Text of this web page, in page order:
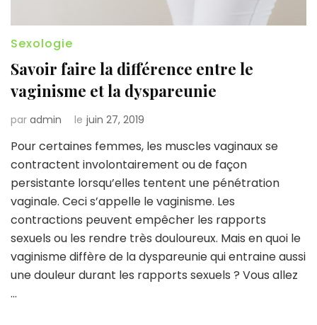
Sexologie
Savoir faire la différence entre le
vaginisme et la dyspareunie
par admin le juin 27, 2019
Pour certaines femmes, les muscles vaginaux se
contractent involontairement ou de façon
persistante lorsqu’elles tentent une pénétration
vaginale. Ceci s’appelle le vaginisme. Les
contractions peuvent empêcher les rapports
sexuels ou les rendre très douloureux. Mais en quoi le
vaginisme diffère de la dyspareunie qui entraine aussi
une douleur durant les rapports sexuels ? Vous allez
…